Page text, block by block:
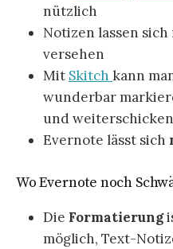
nützlich
Notizen lassen sich
versehen
Mit Skitch kann
wunderbar
und weiterschicken
Evernote lässt sich
Wo Evernote noch
Die Formatierung
möglich, Text-